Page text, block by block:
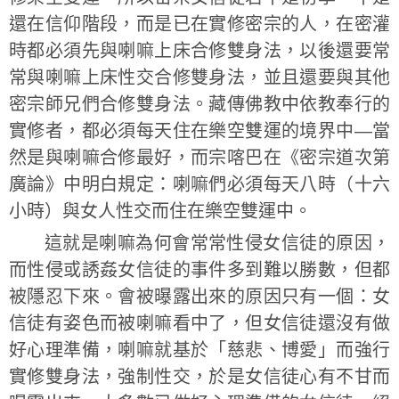
還在信仰階段，而是已在實修密宗的人，在密灌
時都必須先與喇嘛上床合修雙身法，以後還要常
常與喇嘛上床性交合修雙身法，並且還要與其他
密宗師兄們合修雙身法。藏傳佛教中依教奉行的
實修者，都必須每天住在樂空雙運的境界中—當
然是與喇嘛合修最好，而宗喀巴在《密宗道次第
廣論》中明白規定：喇嘛們必須每天八時（十六
小時）與女人性交而住在樂空雙運中。
這就是喇嘛為何會常常性侵女信徒的原因，
而性侵或誘姦女信徒的事件多到難以勝數，但都
被隱忍下來。會被曝露出來的原因只有一個：女
信徒有姿色而被喇嘛看中了，但女信徒還沒有做
好心理準備，喇嘛就基於「慈悲、博愛」而強行
實修雙身法，強制性交，於是女信徒心有不甘而